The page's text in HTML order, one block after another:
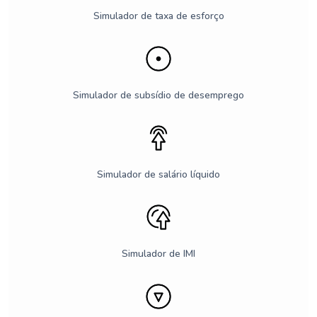
Simulador de taxa de esforço
Simulador de subsídio de desemprego
Simulador de salário líquido
Simulador de IMI